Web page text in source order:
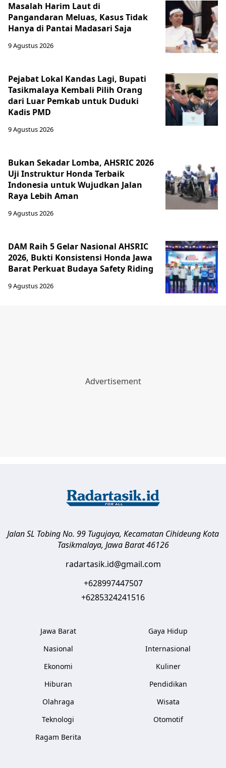
Masalah Harim Laut di
Pangandaran Meluas, Kasus Tidak
Hanya di Pantai Madasari Saja
9 Agustus 2026
Pejabat Lokal Kandas Lagi, Bupati
Tasikmalaya Kembali Pilih Orang
dari Luar Pemkab untuk Duduki
Kadis PMD
9 Agustus 2026
Bukan Sekadar Lomba, AHSRIC 2026
Uji Instruktur Honda Terbaik
Indonesia untuk Wujudkan Jalan
Raya Lebih Aman
9 Agustus 2026
DAM Raih 5 Gelar Nasional AHSRIC
2026, Bukti Konsistensi Honda Jawa
Barat Perkuat Budaya Safety Riding
9 Agustus 2026
Jalan SL Tobing No. 99 Tugujaya, Kecamatan CihideungKota
Tasikmalaya, Jawa Barat 46126
radartasik.id@gmail.com
+628997447507
+6285324241516
Jawa Barat
Nasional
Ekonomi
Hiburan
Olahraga
Teknologi
Ragam Berita
Gaya Hidup
Internasional
Kuliner
Pendidikan
Wisata
Otomotif